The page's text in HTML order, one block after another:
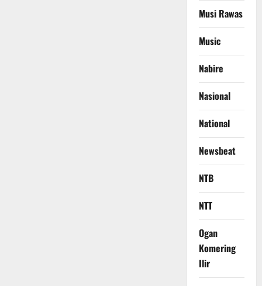
Musi Rawas
Music
Nabire
Nasional
National
Newsbeat
NTB
NTT
Ogan
Komering
Ilir